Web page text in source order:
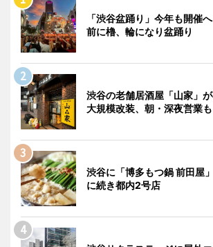
「渋谷盆踊り」今年も開
前に櫓、輪になり盆踊り
渋谷の老舗居酒屋「山家」
大規模改装、朝・深夜営業も
渋谷に「博多もつ鍋 前田屋
に続き都内2号店